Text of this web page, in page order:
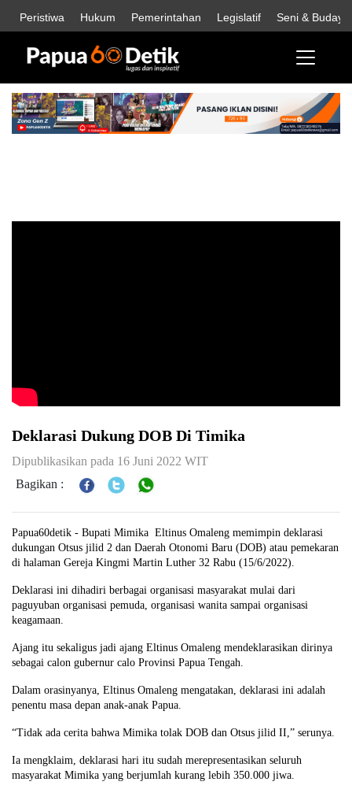
Peristiwa Hukum Pemerintahan Legislatif Seni & Budaya
Deklarasi Dukung DOB Di Timika
Dipublikasikan pada 16 Juni 2022 WIT
Bagikan :
Papua60detik - Bupati Mimika Eltinus Omaleng memimpin deklarasi
dukungan Otsus jilid 2 dan Daerah Otonomi Baru (DOB) atau pemekaran
di halaman Gereja Kingmi Martin Luther 32 Rabu (15/6/2022).
Deklarasi ini dihadiri berbagai organisasi masyarakat mulai dari
paguyuban organisasi pemuda, organisasi wanita sampai organisasi
keagamaan.
Ajang itu sekaligus jadi ajang Eltinus Omaleng mendeklarasikan dirinya
sebagai calon gubernur calo Provinsi Papua Tengah.
Dalam orasinyanya, Eltinus Omaleng mengatakan, deklarasi ini adalah
penentu masa depan anak-anak Papua.
“Tidak ada cerita bahwa Mimika tolak DOB dan Otsus jilid II,” serunya.
Ia mengklaim, deklarasi hari itu sudah merepresentasikan seluruh
masyarakat Mimika yang berjumlah kurang lebih 350.000 jiwa.